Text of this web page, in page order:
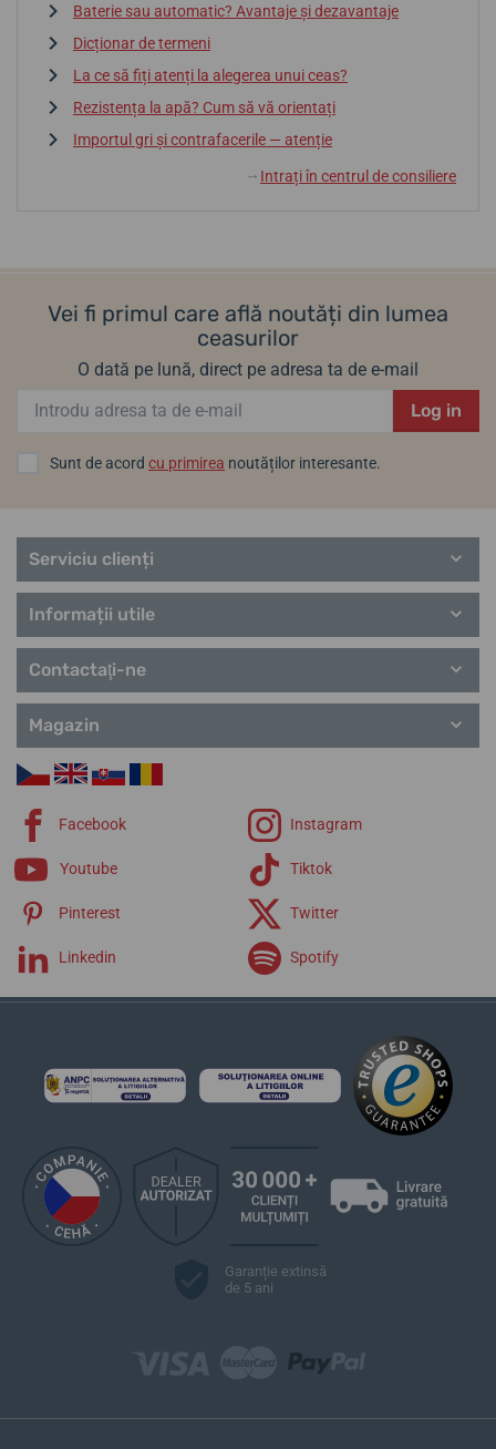
Baterie sau automatic? Avantaje și dezavantaje
Dicționar de termeni
La ce să fiți atenți la alegerea unui ceas?
Rezistența la apă? Cum să vă orientați
Importul gri și contrafacerile — atenție
↓ Intrați în centrul de consiliere
Vei fi primul care află noutăți din lumea
ceasurilor
O dată pe lună, direct pe adresa ta de e-mail
Log in
Sunt de acord cu primirea noutăților interesante.
Serviciu clienți
Informații utile
Contactaţi-ne
Magazin
Facebook Instagram
Youtube Tiktok
Pinterest Twitter
Linkedin Spotify
Garanție extinsă
de 5 ani